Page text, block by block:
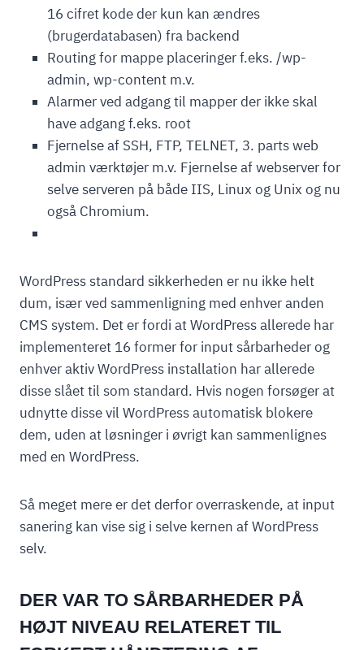
16 cifret kode der kun kan ændres
(brugerdatabasen) fra backend
Routing for mappe placeringer f.eks. /wp-
admin, wp-content m.v.
Alarmer ved adgang til mapper der ikke skal
have adgang f.eks. root
Fjernelse af SSH, FTP, TELNET, 3. parts web
admin værktøjer m.v. Fjernelse af webserver for
selve serveren på både IIS, Linux og Unix og nu
også Chromium.
WordPress standard sikkerheden er nu ikke helt
dum, især ved sammenligning med enhver anden
CMS system. Det er fordi at WordPress allerede har
implementeret 16 former for input sårbarheder og
enhver aktiv WordPress installation har allerede
disse slået til som standard. Hvis nogen forsøger at
udnytte disse vil WordPress automatisk blokere
dem, uden at løsninger i øvrigt kan sammenlignes
med en WordPress.
Så meget mere er det derfor overraskende, at input
sanering kan vise sig i selve kernen af WordPress
selv.
DER VAR TO SÅRBARHEDER PÅ
HØJT NIVEAU RELATERET TIL